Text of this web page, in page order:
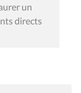
un
directs